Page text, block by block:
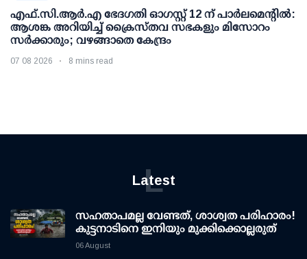
എഫ്.സി.ആര്‍.എ ഭേദഗതി ഓഗസ്റ്റ് 12 ന് പാര്‍ലമെന്റില്‍:
ആശങ്ക അറിയിച്ച് ക്രൈസ്തവ സഭകളും മിസോറം
സര്‍ക്കാരും; വഴങ്ങാതെ കേന്ദ്രം
07 08 2026 8 mins read
Latest
L
സഹതാപമല്ല വേണ്ടത്, ശാശ്വത പരിഹാരം!
കുട്ടനാടിനെ ഇനിയും മുക്കിക്കൊല്ലരുത്
06 August